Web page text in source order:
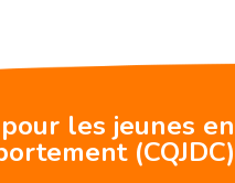
les jeunes en
(CQJDC)